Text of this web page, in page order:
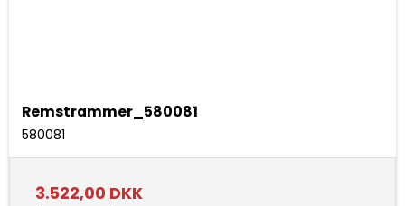
Remstrammer_580081
580081
3.522,00 DKK